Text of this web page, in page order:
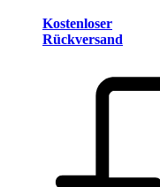
Kostenloser
Rückversand